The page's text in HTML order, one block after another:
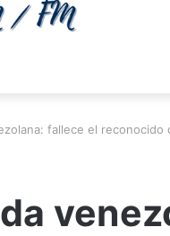
fallece el